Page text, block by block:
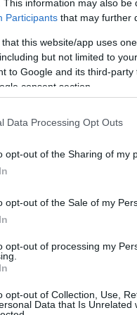
This information may also
Participants that may further
that this website/app uses
but not limited to
to Google and its third-
consent section.
Data Processing Opt Outs
opt-out of the Sharing of my
opt-out of the Sale of my
opt-out of processing my
opt-out of Collection, Use,
Data that Is Unrelated
mert a májusi
be azzal a
településeinek,
úgy vont
stagnál, és az
közötti
adó Kecskemét
befizetnie a városnak